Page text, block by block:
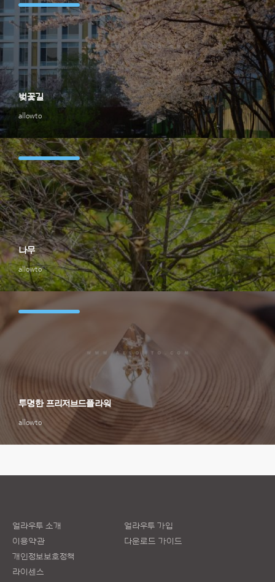
allowto
벚꽃길
allowto
나무
allowto
투명한 프리저브드플라워
얼라우투 소개
이용약관
개인정보보호정책
라이센스
얼라우투 가입
다운로드 가이드